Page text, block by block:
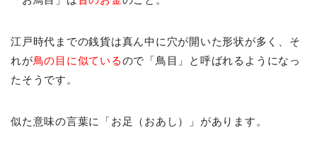
江戸時代までの銭貨は真ん中に穴が開いた形状が多く、そ
れが鳥の目に似ているので「鳥目」と呼ばれるようになっ
たそうです。
似た意味の言葉に「お足（おあし）」があります。